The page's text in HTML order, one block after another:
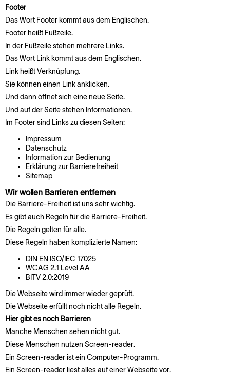
Footer
Das Wort Footer kommt aus dem Englischen.
Footer heißt Fußzeile.
In der Fußzeile stehen mehrere Links.
Das Wort Link kommt aus dem Englischen.
Link heißt Verknüpfung.
Sie können einen Link anklicken.
Und dann öffnet sich eine neue Seite.
Und auf der Seite stehen Informationen.
Im Footer sind Links zu diesen Seiten:
Impressum
Datenschutz
Information zur Bedienung
Erklärung zur Barrierefreiheit
Sitemap
Wir wollen Barrieren entfernen
Die Barriere-Freiheit ist uns sehr wichtig.
Es gibt auch Regeln für die Barriere-Freiheit.
Die Regeln gelten für alle.
Diese Regeln haben komplizierte Namen:
DIN EN ISO/IEC 17025
WCAG 2.1 Level AA
BITV 2.0:2019
Die Webseite wird immer wieder geprüft.
Die Webseite erfüllt noch nicht alle Regeln.
Hier gibt es noch Barrieren
Manche Menschen sehen nicht gut.
Diese Menschen nutzen Screen-reader.
Ein Screen-reader ist ein Computer-Programm.
Ein Screen-reader liest alles auf einer Webseite vor.